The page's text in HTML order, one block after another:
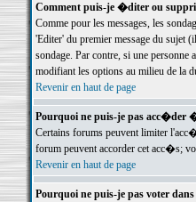
Comment puis-je �diter ou
Comme pour les messages, les
'Editer' du premier message du sujet
sondage. Par contre, si une
modifiant les options au milieu de la
Revenir en haut de page
Pourquoi ne puis-je pas acc�der
Certains forums peuvent limiter
forum peuvent accorder cet acc�s;
Revenir en haut de page
Pourquoi ne puis-je pas voter dans